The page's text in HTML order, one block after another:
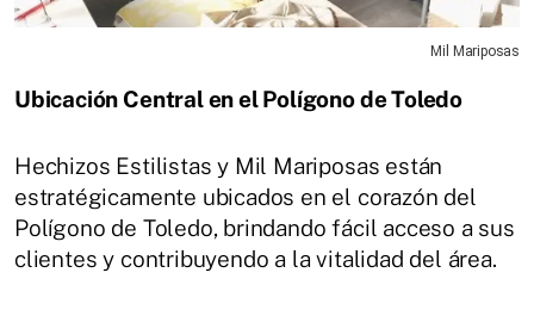
Mil Mariposas
Ubicación Central en el Polígono de Toledo
Hechizos Estilistas y Mil Mariposas están
estratégicamente ubicados en el corazón del
Polígono de Toledo, brindando fácil acceso a sus
clientes y contribuyendo a la vitalidad del área.